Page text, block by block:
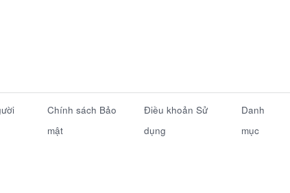
Chính sách Bảo
mật
Điều khoản Sử
dụng
Danh
mục